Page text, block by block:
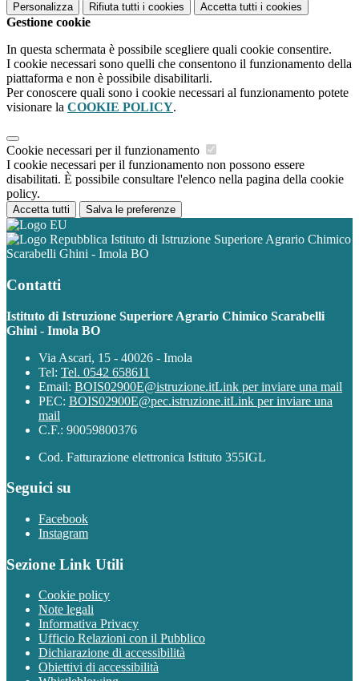
Personalizza Rifiuta tutti i cookies Accetta tutti i cookies
Gestione cookie
In questa schermata è possibile scegliere quali cookie consentire.
I cookie necessari sono quelli che consentono il funzionamento della
piattaforma e non è possibile disabilitarli.
Per conoscere quali sono i cookie necessari al funzionamento potete
visionare la COOKIE POLICY.
Cookie necessari per il funzionamento
I cookie necessari per il funzionamento non possono essere
disabilitati. È possibile consultare l'elenco nella pagina della cookie
policy.
Accetta tutti Salva le preferenze
Istituto di Istruzione Superiore Agrario Chimico
Scarabelli Ghini - Imola BO
Contatti
Istituto di Istruzione Superiore Agrario Chimico Scarabelli
Ghini - Imola BO
Via Ascari, 15 - 40026 - Imola
Tel: Tel. 0542 658611
Email: BOIS02900E@istruzione.itLink per inviare una mail
PEC: BOIS02900E@pec.istruzione.itLink per inviare una
mail
C.F.: 90059800376
Cod. Fatturazione elettronica Istituto 355IGL
Seguici su
Facebook
Instagram
Sezione Link Utili
Cookie policy
Note legali
Informativa Privacy
Ufficio Relazioni con il Pubblico
Dichiarazione di accessibilità
Obiettivi di accessibilità